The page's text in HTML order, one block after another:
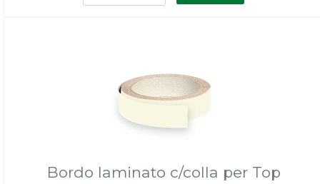
Bordo laminato c/colla per Top